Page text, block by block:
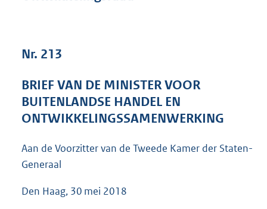
e
:
4
b
Nr. 213
BRIEF VAN DE MINISTER VOOR
BUITENLANDSE HANDEL EN
ONTWIKKELINGSSAMENWERKING
Aan de Voorzitter van de Tweede Kamer der Staten-
Generaal
Den Haag, 30 mei 2018